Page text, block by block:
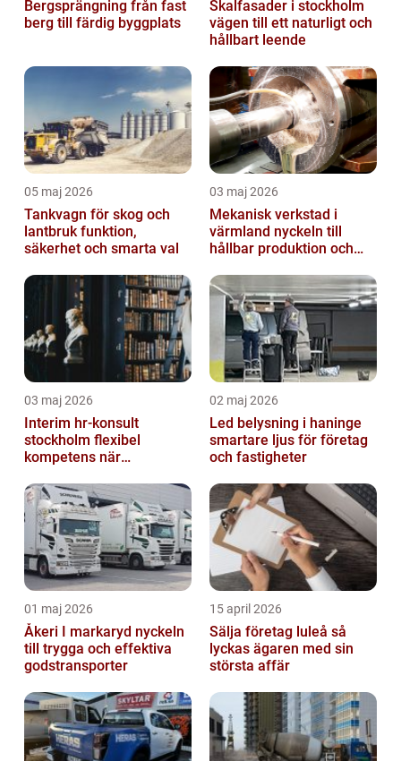
Bergsprängning från fast
berg till färdig byggplats
Skalfasader i stockholm
vägen till ett naturligt och
hållbart leende
05 maj 2026
Tankvagn för skog och
lantbruk funktion,
säkerhet och smarta val
03 maj 2026
Mekanisk verkstad i
värmland nyckeln till
hållbar produktion och
03 maj 2026
Interim hr-konsult
stockholm flexibel
kompetens när
stöd
02 maj 2026
Led belysning i haninge
smartare ljus för företag
och fastigheter
01 maj 2026
Åkeri I markaryd nyckeln
till trygga och effektiva
godstransporter
15 april 2026
Sälja företag luleå så
lyckas ägaren med sin
största affär